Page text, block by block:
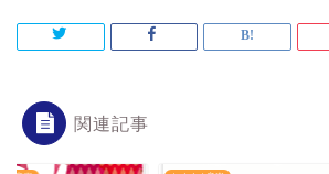
関連記事